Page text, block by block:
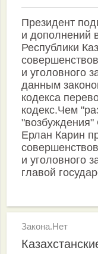
Президент
и дополнений
Республики
и уголовного
данным
кодекса
кодекс.Чем
"возбуждения"
Ерлан Карин
и уголовного
главой
Закона.Нет